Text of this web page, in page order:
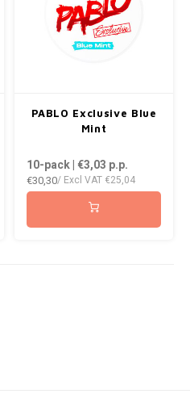
PABLO Exclusive Blue
Mint
10-pack | €3,03 p.p.
€30,30/ Excl VAT €25,04